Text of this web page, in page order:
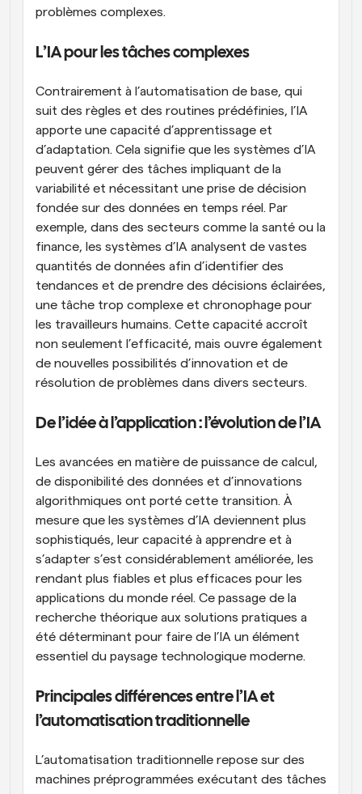
problèmes complexes.
L’IA pour les tâches complexes
Contrairement à l’automatisation de base, qui
suit des règles et des routines prédéfinies, l’IA
apporte une capacité d’apprentissage et
d’adaptation. Cela signifie que les systèmes d’IA
peuvent gérer des tâches impliquant de la
variabilité et nécessitant une prise de décision
fondée sur des données en temps réel. Par
exemple, dans des secteurs comme la santé ou la
finance, les systèmes d’IA analysent de vastes
quantités de données afin d’identifier des
tendances et de prendre des décisions éclairées,
une tâche trop complexe et chronophage pour
les travailleurs humains. Cette capacité accroît
non seulement l’efficacité, mais ouvre également
de nouvelles possibilités d’innovation et de
résolution de problèmes dans divers secteurs.
De l’idée à l’application : l’évolution de l’IA
Les avancées en matière de puissance de calcul,
de disponibilité des données et d’innovations
algorithmiques ont porté cette transition. À
mesure que les systèmes d’IA deviennent plus
sophistiqués, leur capacité à apprendre et à
s’adapter s’est considérablement améliorée, les
rendant plus fiables et plus efficaces pour les
applications du monde réel. Ce passage de la
recherche théorique aux solutions pratiques a
été déterminant pour faire de l’IA un élément
essentiel du paysage technologique moderne.
Principales différences entre l’IA et
l’automatisation traditionnelle
L’automatisation traditionnelle repose sur des
machines préprogrammées exécutant des tâches